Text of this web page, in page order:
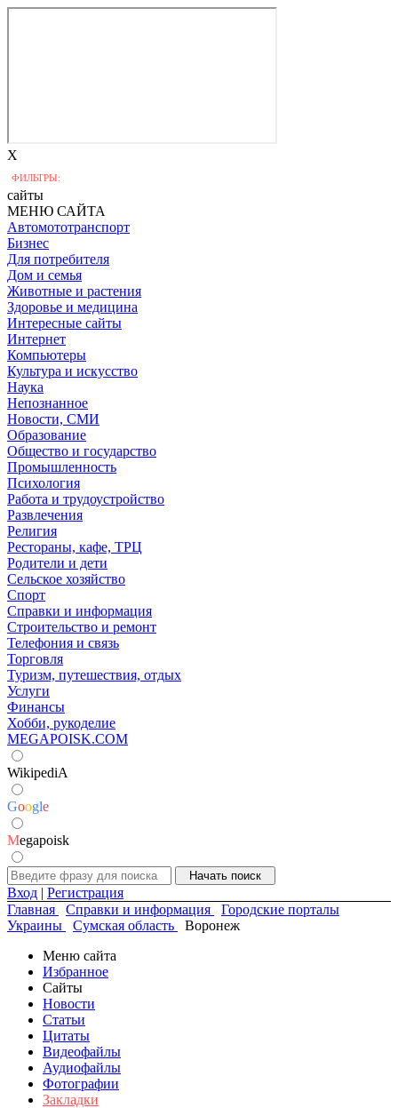
X
ФИЛЬТРЫ:
сайты
МЕНЮ САЙТА
Автомототранспорт
Бизнес
Для потребителя
Дом и семья
Животные и растения
Здоровье и медицина
Интересные сайты
Интернет
Компьютеры
Культура и искусство
Наука
Непознанное
Новости, СМИ
Образование
Общество и государство
Промышленность
Психология
Работа и трудоустройство
Развлечения
Религия
Рестораны, кафе, ТРЦ
Родители и дети
Сельское хозяйство
Спорт
Справки и информация
Строительство и ремонт
Телефония и связь
Торговля
Туризм, путешествия, отдых
Услуги
Финансы
Хобби, рукоделие
MEGAPOISK.COM
WikipediA
Google
Megapoisk
Вход | Регистрация
Главная
Справки и информация
Городские порталы
Украины
Сумская область
Воронеж
Меню сайта
Избранное
Сайты
Новости
Статьи
Цитаты
Видеофайлы
Аудиофайлы
Фотографии
Закладки